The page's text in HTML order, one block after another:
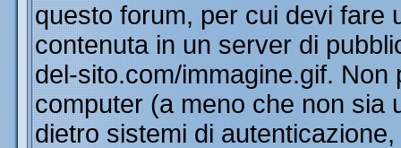
questo forum, per cui devi fare
contenuta in un server di
del-sito.com/immagine.gif.
computer (a meno che non sia
dietro sistemi di